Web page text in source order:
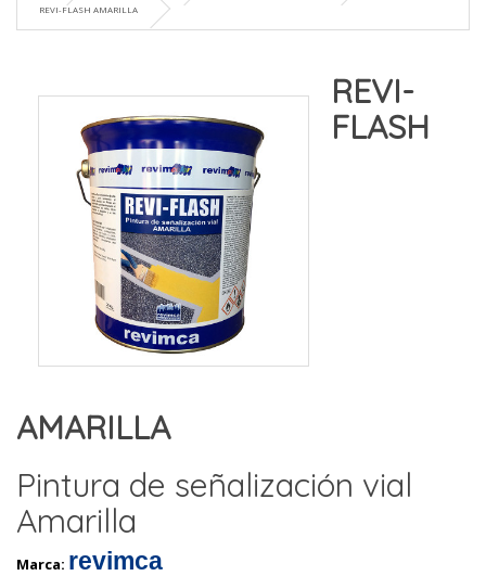
REVI-FLASH AMARILLA
REVI-
FLASH
AMARILLA
Pintura de señalización vial
Amarilla
Marca: revimca